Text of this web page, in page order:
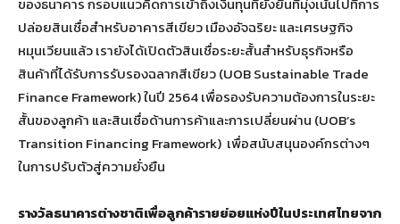
ปล่อยสินเชื่อสำหรับอาคารสีเขียว เมืองอัจฉริยะ และเศรษฐกิจ
หมุนเวียนแล้ว เรายังได้เปิดตัวสินเชื่อระยะสั้นสำหรับธุรกิจหรือ
สินค้าที่ได้รับการรับรองฉลากสีเขียว (UOB Sustainable Trade
Finance Framework) ในปี 2564 เพื่อรองรับความต้องการในระยะ
สั้นของลูกค้า และสินเชื่อด้านการค้าและการเปลี่ยนผ่าน (UOB’s
Transition Financing Framework) เพื่อสนับสนุนองค์กรต่างๆ
ในการปรับตัวสู่ความยั่งยืน
รางวัลธนาคารต่างชาติเพื่อลูกค้ารายย่อยแห่งปีในประเทศไทยจาก